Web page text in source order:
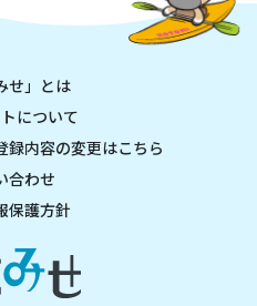
せ」とは
について
録内容の変更はこちら
合わせ
保護方針